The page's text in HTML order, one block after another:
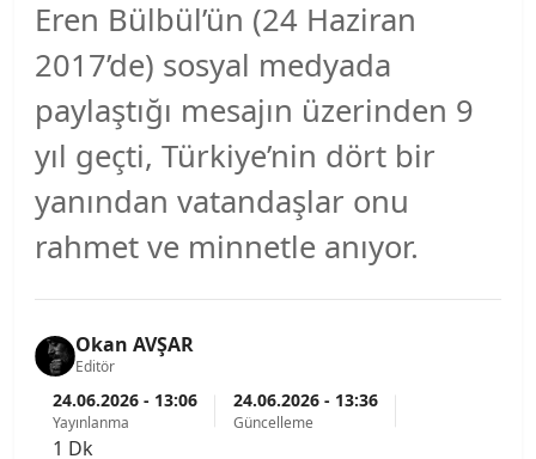
Eren Bülbül’ün (24 Haziran
2017’de) sosyal medyada
paylaştığı mesajın üzerinden 9
yıl geçti, Türkiye’nin dört bir
yanından vatandaşlar onu
rahmet ve minnetle anıyor.
Okan AVŞAR
Editör
24.06.2026 - 13:06
Yayınlanma
24.06.2026 - 13:36
Güncelleme
1 Dk